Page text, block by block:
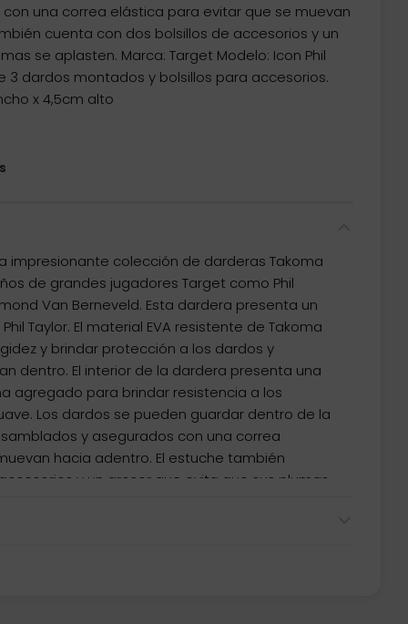
una correa elástica para evitar que se muevan
cuenta con dos bolsillos de accesorios y un
se aplasten. Marca: Target Modelo: Icon Phil
3 dardos montados y bolsillos para accesorios.
x 4,5cm alto
impresionante colección de darderas Takoma
de grandes jugadores Target como Phil
Van Berneveld. Esta dardera presenta un
Taylor. El material EVA resistente de Takoma
y brindar protección a los dardos y
dentro. El interior de la dardera presenta una
agregado para brindar resistencia a los
Los dardos se pueden guardar dentro de la
y asegurados con una correa
hacia adentro. El estuche también
y un grosor que evita que sus plumas